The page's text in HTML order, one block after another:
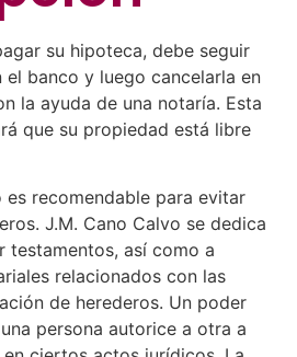
su hipoteca, debe seguir
banco y luego cancelarla en
la ayuda de una notaría. Esta
que su propiedad está libre
es recomendable para evitar
J.M. Cano Calvo se dedica
testamentos, así como a
relacionados con las
de herederos. Un poder
persona autorice a otra a